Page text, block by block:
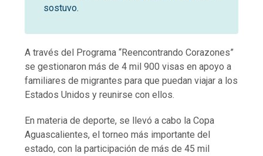
sostuvo.
A través del Programa “Reencontrando Corazones”
se gestionaron más de 4 mil 900 visas en apoyo a
familiares de migrantes para que puedan viajar a los
Estados Unidos y reunirse con ellos.
En materia de deporte, se llevó a cabo la Copa
Aguascalientes, el torneo más importante del
estado, con la participación de más de 45 mil